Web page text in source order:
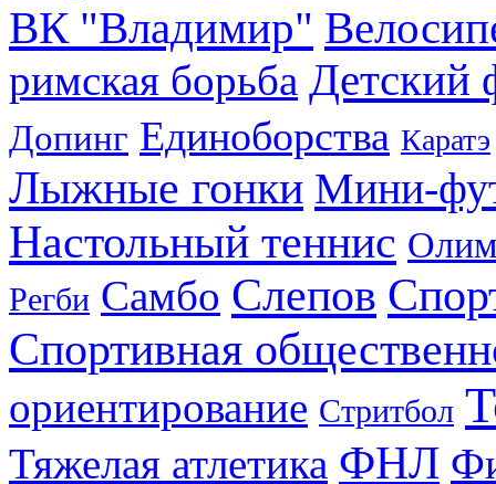
ВК "Владимир"
римская борьба Детский
Допинг Единоборства Каратэ
Лыжные гонки Мини-
Настольный теннис
Регби Самбо Слепов
Спортивная
ориентирование Стритбол
Тяжелая атлетика ФНЛ